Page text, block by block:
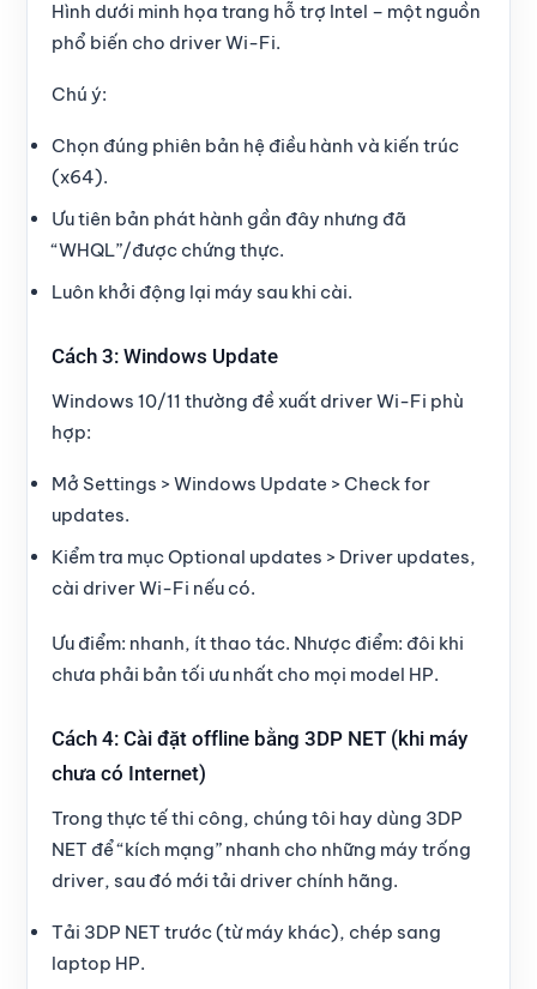
Hình dưới minh họa trang hỗ trợ Intel – một nguồn
phổ biến cho driver Wi-Fi.
Chú ý:
Chọn đúng phiên bản hệ điều hành và kiến trúc
(x64).
Ưu tiên bản phát hành gần đây nhưng đã
“WHQL”/được chứng thực.
Luôn khởi động lại máy sau khi cài.
Cách 3: Windows Update
Windows 10/11 thường đề xuất driver Wi-Fi phù
hợp:
Mở Settings > Windows Update > Check for
updates.
Kiểm tra mục Optional updates > Driver updates,
cài driver Wi-Fi nếu có.
Ưu điểm: nhanh, ít thao tác. Nhược điểm: đôi khi
chưa phải bản tối ưu nhất cho mọi model HP.
Cách 4: Cài đặt offline bằng 3DP NET (khi máy
chưa có Internet)
Trong thực tế thi công, chúng tôi hay dùng 3DP
NET để “kích mạng” nhanh cho những máy trống
driver, sau đó mới tải driver chính hãng.
Tải 3DP NET trước (từ máy khác), chép sang
laptop HP.